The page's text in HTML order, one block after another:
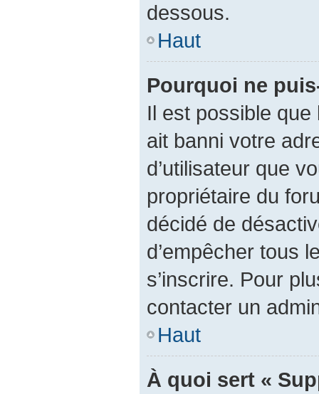
dessous.
Haut
Pourquoi ne
Il est possible
ait banni votre
d’utilisateur que
propriétaire du
décidé de
d’empêcher tous
s’inscrire. Pour
contacter un
Haut
À quoi sert «